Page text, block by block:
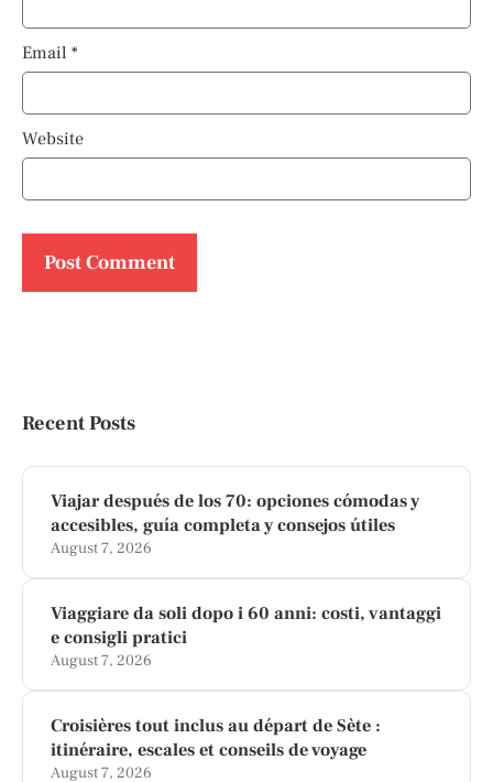
Email *
Website
Recent Posts
Viajar después de los 70: opciones cómodas y
accesibles, guía completa y consejos útiles
August 7, 2026
Viaggiare da soli dopo i 60 anni: costi, vantaggi
e consigli pratici
August 7, 2026
Croisières tout inclus au départ de Sète :
itinéraire, escales et conseils de voyage
August 7, 2026